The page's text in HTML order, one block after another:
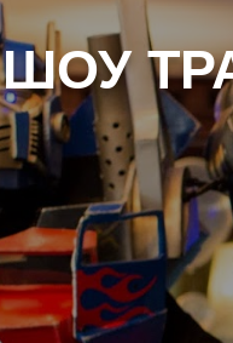
ШОУ